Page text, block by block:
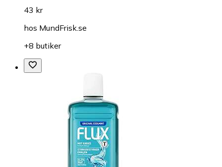
43 kr
hos MundFrisk.se
+8 butiker